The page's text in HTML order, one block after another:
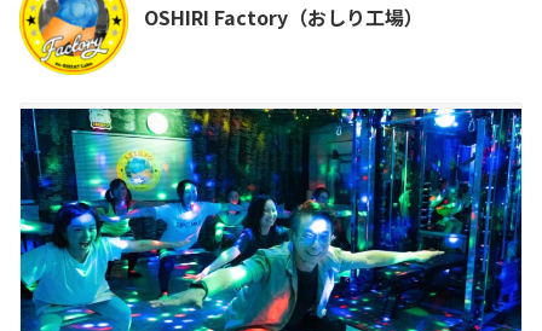
OSHIRI Factory（おしり工場）